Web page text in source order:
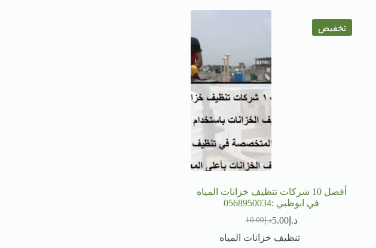
تخفيض
أفضل 10 شركات تنظيف خزانات المياه
في ابوظبي :0568950034
د.إ10.00
السعر
الأصلي
د.إ5.00السعر
الحالي
تنظيف خزانات المياه